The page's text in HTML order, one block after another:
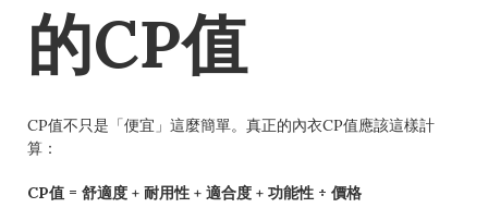
的CP值
CP值不只是「便宜」這麼簡單。真正的內衣CP值應該這樣計
算：
CP值 = 舒適度 + 耐用性 + 適合度 + 功能性 ÷ 價格